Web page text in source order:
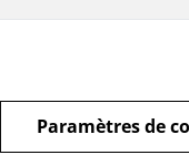
Paramètres de